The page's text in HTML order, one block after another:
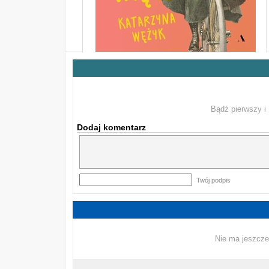
Bądź pierwszy i
Dodaj komentarz
Twój podpis
Nie ma